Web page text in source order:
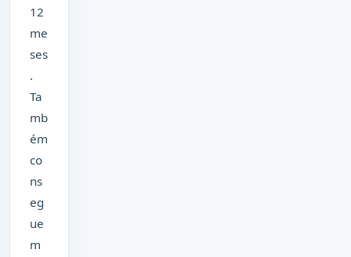
12
me
ses
.
Ta
mb
ém
co
ns
eg
ue
m